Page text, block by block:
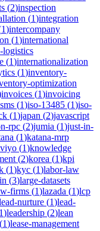
(2)inspection
(1)integration
1)intercompany
(1)international
logistics
(1)internationalization
(1)inventory-
optimization
invoices (1)invoicing
(1)iso-13485 (1)iso-
(1)japan (2)javascript
rpc (2)jumia (1)just-in-
(1)katana-mrp
(1)knowledge
(2)korea (1)kpi
(1)kyc (1)labor-law
(3)large-datasets
firms (1)lazada (1)lcp
nurture (1)lead-
1)leadership (2)lean
(1)lease-management